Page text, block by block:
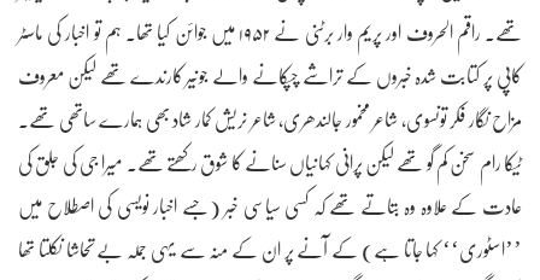
تھے۔ راقم الحروف اور پریم وار برٹنی نے ۱۹۵۲ میں جوائن کیا تھا۔ ہم تو اخبار کی ماسٹر
کاپی پر کتابت شدہ خبروں کے تراشے چپکانے والے جونیر کارندے تھے لیکن معروف
مزاح نگار فکر تونسوی، شاعر مخمور جالندھری، شاعر نریش کمار شاد بھی ہمارے ساتھی تھے۔
ٹیکا رام سخن کم گو تھے لیکن پرانی کہانیاں سنانے کا شوق رکھتے تھے۔ میرا جی کی جلق کی
عادت کے علاوہ وہ بتاتے تھے کہ کسی سیاسی خبر (جسے اخبار نویسی کی اصطلاح میں
’’اسٹوری‘‘ کہا جاتا ہے) کے آنے پر ان کے منہ سے یہی جملہ بے تحاشا نکلتا تھا